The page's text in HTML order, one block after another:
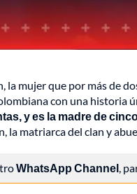
la mujer que por más de
con una historia
y es la madre de
la matriarca del clan y
WhatsApp Channel ,